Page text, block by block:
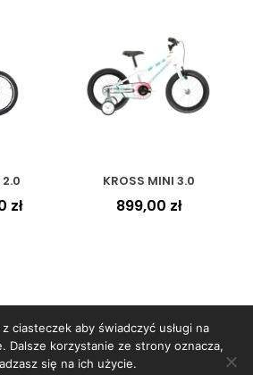
2.0
zł
KROSS MINI 3.0
899,00 zł
WORBIKE- sklep rowerowy | Projekt
ciasteczek aby świadczyć usługi na
Dalsze korzystanie ze strony oznacza,
się na ich użycie.